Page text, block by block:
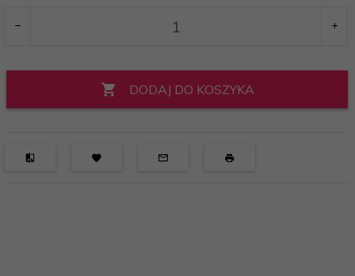
DODAJ DO KOSZYKA